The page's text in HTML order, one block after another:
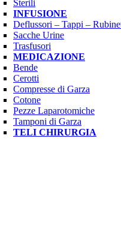
Sterili
INFUSIONE
Deflussori – Tappi –
Sacche Urine
Trasfusori
MEDICAZIONE
Bende
Cerotti
Compresse di Garza
Cotone
Pezze Laparotomiche
Tamponi di Garza
TELI CHIRURGIA